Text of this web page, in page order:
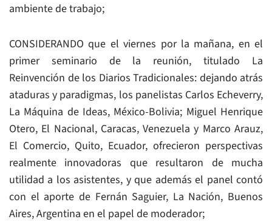
ambiente de trabajo;
CONSIDERANDO que el viernes por la mañana, en el
primer seminario de la reunión, titulado La
Reinvención de los Diarios Tradicionales: dejando atrás
ataduras y paradigmas, los panelistas Carlos Echeverry,
La Máquina de Ideas, México-Bolivia; Miguel Henrique
Otero, El Nacional, Caracas, Venezuela y Marco Arauz,
El Comercio, Quito, Ecuador, ofrecieron perspectivas
realmente innovadoras que resultaron de mucha
utilidad a los asistentes, y que además el panel contó
con el aporte de Fernán Saguier, La Nación, Buenos
Aires, Argentina en el papel de moderador;